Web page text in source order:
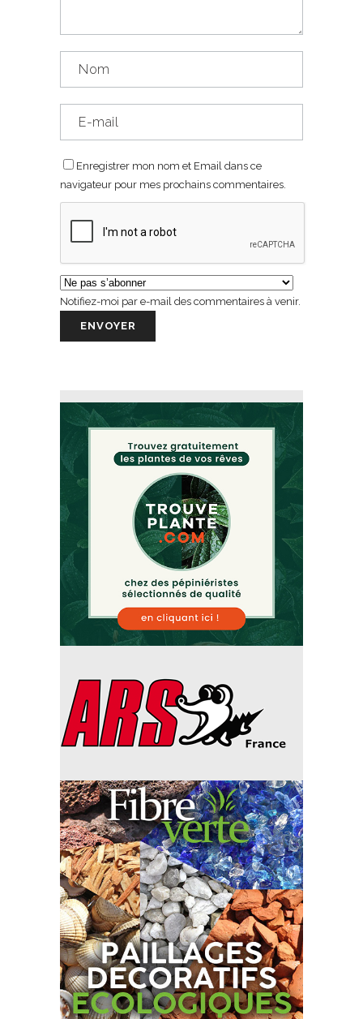
Enregistrer mon nom et Email dans ce
navigateur pour mes prochains commentaires.
Notifiez-moi par e-mail des commentaires à venir.